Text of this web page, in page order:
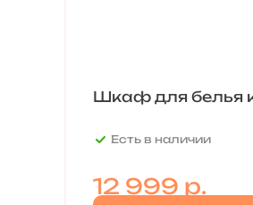
Шкаф для белья
Есть в наличии
12 999 р.